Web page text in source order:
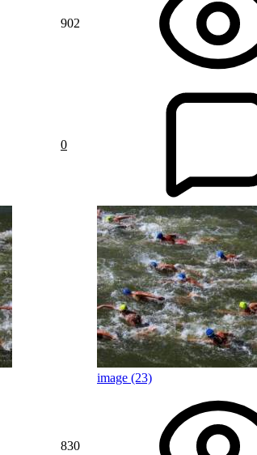
902
0
830
image (23)